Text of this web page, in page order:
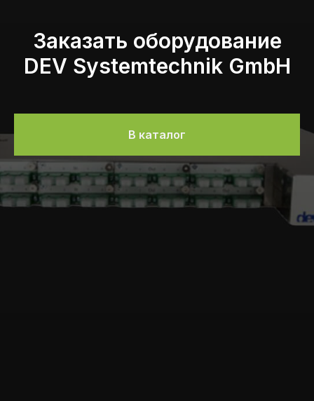
Заказать оборудование
DEV Systemtechnik GmbH
В каталог